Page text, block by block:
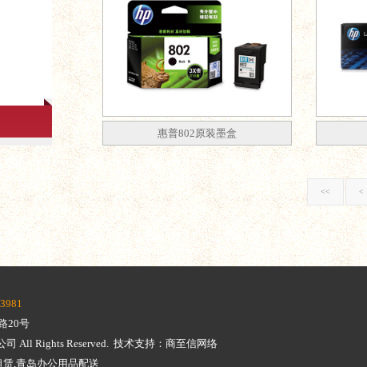
惠普802原装墨盒
<< <
20号
司 All Rights Reserved. 技术支持：商至信网络
,青岛办公用品配送